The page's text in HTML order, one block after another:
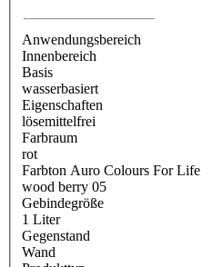
Anwendungsbereich
Innenbereich
Basis
wasserbasiert
Eigenschaften
lösemittelfrei
Farbraum
rot
Farbton Auro Colours For Life
wood berry 05
Gebindegröße
1 Liter
Gegenstand
Wand